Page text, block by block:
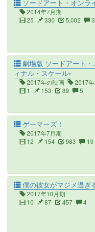
ソードアート・オンラ
2014年7月期
25
330 5,002 3
劇場版 ソードアート
ィナル・スケール-
2017年の映画
2017
1
153 89 5
ゲーマーズ！
2017年7月期
12
154 983 19
僕の彼女がマジメ過ぎ
2017年10月期
10
87 457 4